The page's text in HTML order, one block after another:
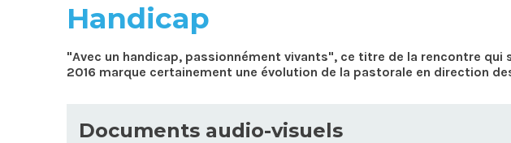
Handicap
"Avec un handicap, passionnément vivants", ce titre de la rencontre
2016 marque certainement une évolution de la pastorale en direction
Documents audio-visuels